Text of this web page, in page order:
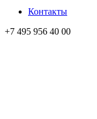
Контакты
+7 495 956 40 00